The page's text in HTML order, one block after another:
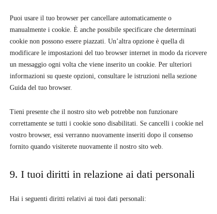
Puoi usare il tuo browser per cancellare automaticamente o
manualmente i cookie. È anche possibile specificare che determinati
cookie non possono essere piazzati. Un’altra opzione è quella di
modificare le impostazioni del tuo browser internet in modo da ricevere
un messaggio ogni volta che viene inserito un cookie. Per ulteriori
informazioni su queste opzioni, consultare le istruzioni nella sezione
Guida del tuo browser.
Tieni presente che il nostro sito web potrebbe non funzionare
correttamente se tutti i cookie sono disabilitati. Se cancelli i cookie nel
vostro browser, essi verranno nuovamente inseriti dopo il consenso
fornito quando visiterete nuovamente il nostro sito web.
9. I tuoi diritti in relazione ai dati personali
Hai i seguenti diritti relativi ai tuoi dati personali: